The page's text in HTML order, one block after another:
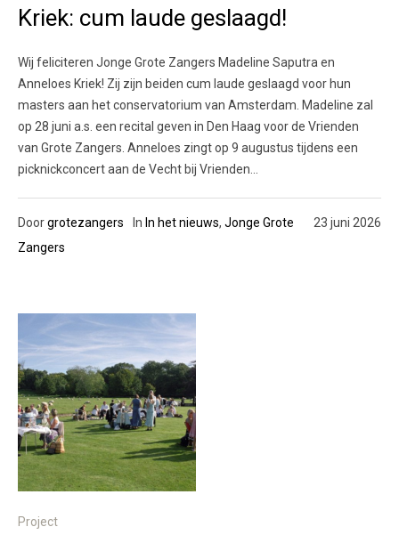
Kriek: cum laude geslaagd!
Wij feliciteren Jonge Grote Zangers Madeline Saputra en
Anneloes Kriek! Zij zijn beiden cum laude geslaagd voor hun
masters aan het conservatorium van Amsterdam. Madeline zal
op 28 juni a.s. een recital geven in Den Haag voor de Vrienden
van Grote Zangers. Anneloes zingt op 9 augustus tijdens een
picknickconcert aan de Vecht bij Vrienden...
23 juni 2026
Doorgrotezangers In In het nieuws, Jonge Grote
Zangers
Project